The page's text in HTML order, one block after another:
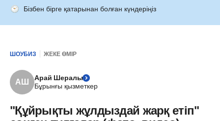
Бізбен бірге қатарынан болған күндеріңіз
ШОУБИЗ ЖЕКЕ ӨМІР
АШ
Арай Шералы
Бұрынғы қызметкер
"Құйрықты жұлдыздай жарқ етіп"